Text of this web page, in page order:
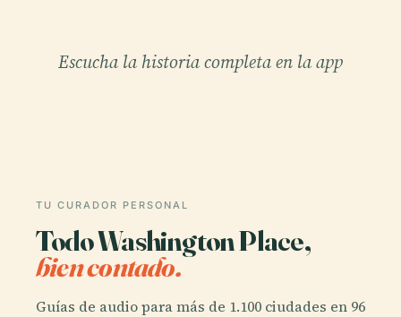
Escucha la historia completa en la app
TU CURADOR PERSONAL
Todo Washington Place,
bien contado.
Guías de audio para más de 1.100 ciudades en 96